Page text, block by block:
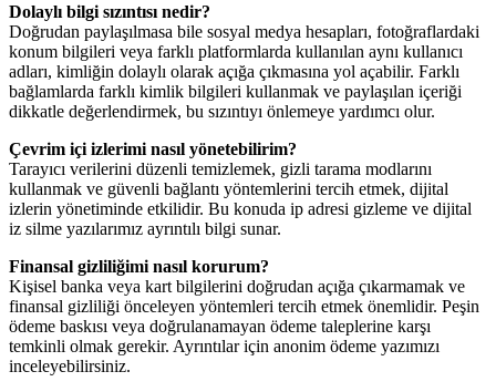
Dolaylı bilgi sızıntısı nedir?
Doğrudan paylaşılmasa bile sosyal medya hesapları, fotoğraflardaki
konum bilgileri veya farklı platformlarda kullanılan aynı kullanıcı
adları, kimliğin dolaylı olarak açığa çıkmasına yol açabilir. Farklı
bağlamlarda farklı kimlik bilgileri kullanmak ve paylaşılan içeriği
dikkatle değerlendirmek, bu sızıntıyı önlemeye yardımcı olur.
Çevrim içi izlerimi nasıl yönetebilirim?
Tarayıcı verilerini düzenli temizlemek, gizli tarama modlarını
kullanmak ve güvenli bağlantı yöntemlerini tercih etmek, dijital
izlerin yönetiminde etkilidir. Bu konuda ip adresi gizleme ve dijital
iz silme yazılarımız ayrıntılı bilgi sunar.
Finansal gizliliğimi nasıl korurum?
Kişisel banka veya kart bilgilerini doğrudan açığa çıkarmamak ve
finansal gizliliği önceleyen yöntemleri tercih etmek önemlidir. Peşin
ödeme baskısı veya doğrulanamayan ödeme taleplerine karşı
temkinli olmak gerekir. Ayrıntılar için anonim ödeme yazımızı
inceleyebilirsiniz.